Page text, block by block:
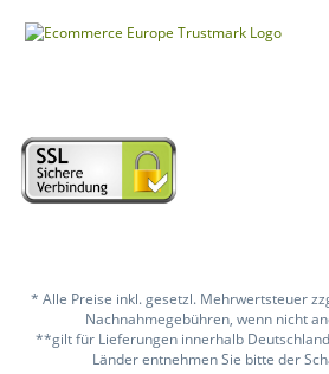
* Alle Preise inkl. gesetzl. Mehrwertsteuer
Nachnahmegebühren, wenn nicht
**gilt für Lieferungen innerhalb
Länder entnehmen Sie bitte der